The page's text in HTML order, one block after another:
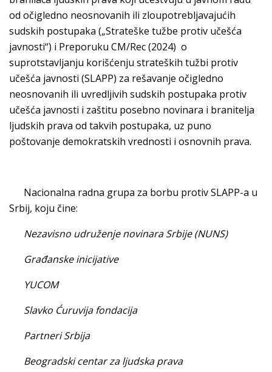
od očigledno neosnovanih ili zloupotrebljavajućih
sudskih postupaka („Strateške tužbe protiv učešća
javnosti“) i Preporuku CM/Rec (2024) o
suprotstavljanju korišćenju strateških tužbi protiv
učešća javnosti (SLAPP) za rešavanje očigledno
neosnovanih ili uvredljivih sudskih postupaka protiv
učešća javnosti i zaštitu posebno novinara i branitelja
ljudskih prava od takvih postupaka, uz puno
poštovanje demokratskih vrednosti i osnovnih prava.
Nacionalna radna grupa za borbu protiv SLAPP-a u
Srbij, koju čine:
Nezavisno udruženje novinara Srbije (NUNS)
Građanske inicijative
YUCOM
Slavko Ćuruvija fondacija
Partneri Srbija
Beogradski centar za ljudska prava